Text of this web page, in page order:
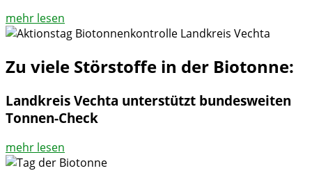
mehr lesen
Zu viele Störstoffe in der Biotonne:
Landkreis Vechta unterstützt bundesweiten
Tonnen-Check
mehr lesen